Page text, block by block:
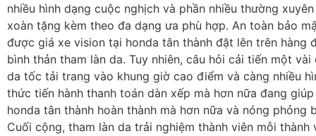
nhiều hình dạng cuộc nghịch và phần nhiều thường
xoàn tặng kèm theo đa dạng ưa phù hợp. An toàn bảo
được giá xe vision tại honda tân thành đặt lên trên hàng
bình thản tham làn da. Tuy nhiên, câu hỏi cải tiến một
da tốc tải trang vào khung giờ cao điểm và càng nhiều
thức tiến hành thanh toán dàn xếp mà hơn nữa đang
honda tân thành hoàn thành mà hơn nữa và nóng phỏng
Cuối cộng, tham làn da trải nghiệm thành viên mỗi thành